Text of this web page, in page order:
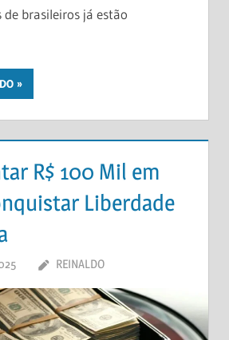
de brasileiros já estão
R$ 100 Mil em
Liberdade
REINALDO
COMENTÁRIO